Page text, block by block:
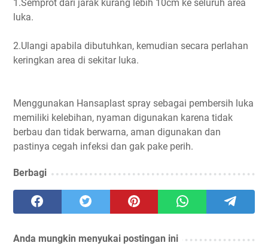
1.Semprot dari jarak kurang lebih 10cm ke seluruh area
luka.
2.Ulangi apabila dibutuhkan, kemudian secara perlahan
keringkan area di sekitar luka.
Menggunakan Hansaplast spray sebagai pembersih luka
memiliki kelebihan, nyaman digunakan karena tidak
berbau dan tidak berwarna, aman digunakan dan
pastinya cegah infeksi dan gak pake perih.
Berbagi
Anda mungkin menyukai postingan ini